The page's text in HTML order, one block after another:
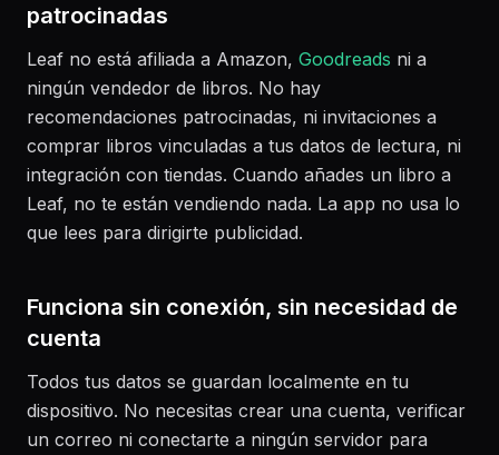
patrocinadas
Leaf no está afiliada a Amazon, Goodreads ni a
ningún vendedor de libros. No hay
recomendaciones patrocinadas, ni invitaciones a
comprar libros vinculadas a tus datos de lectura, ni
integración con tiendas. Cuando añades un libro a
Leaf, no te están vendiendo nada. La app no usa lo
que lees para dirigirte publicidad.
Funciona sin conexión, sin necesidad de
cuenta
Todos tus datos se guardan localmente en tu
dispositivo. No necesitas crear una cuenta, verificar
un correo ni conectarte a ningún servidor para